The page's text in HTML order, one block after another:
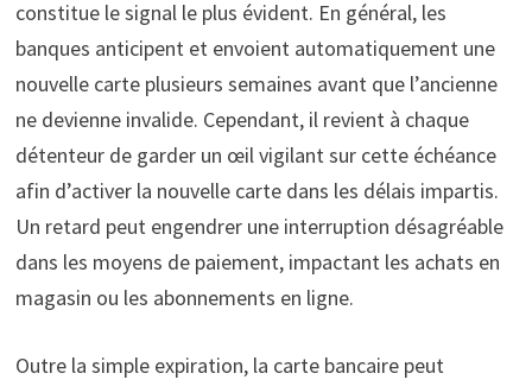
constitue le signal le plus évident. En général, les
banques anticipent et envoient automatiquement une
nouvelle carte plusieurs semaines avant que l’ancienne
ne devienne invalide. Cependant, il revient à chaque
détenteur de garder un œil vigilant sur cette échéance
afin d’activer la nouvelle carte dans les délais impartis.
Un retard peut engendrer une interruption désagréable
dans les moyens de paiement, impactant les achats en
magasin ou les abonnements en ligne.
Outre la simple expiration, la carte bancaire peut